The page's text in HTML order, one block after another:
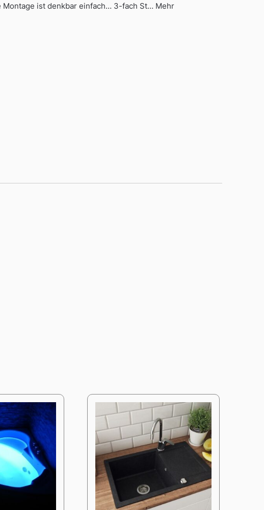
Montage ist denkbar einfach… 3-fach St… Mehr